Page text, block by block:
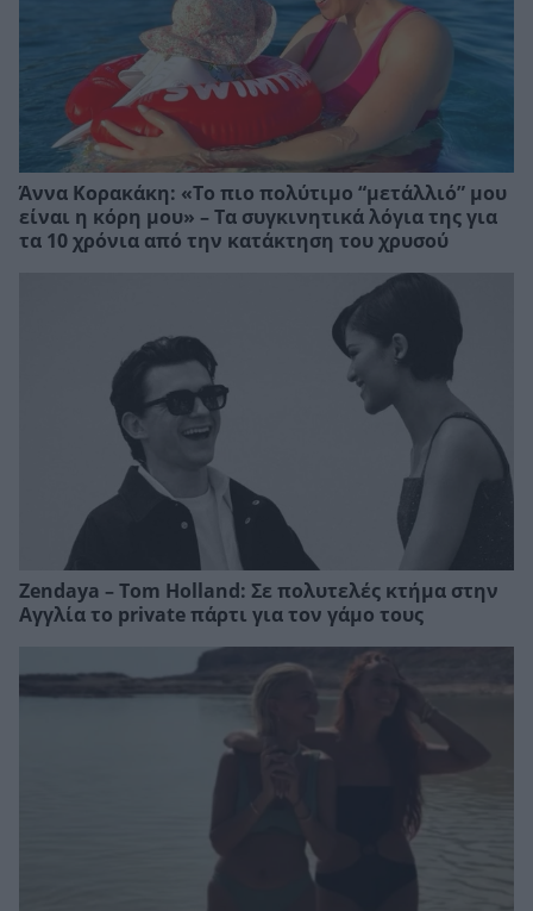
Άννα Κορακάκη: «Το πιο πολύτιμο “μετάλλιό” μου
είναι η κόρη μου» – Τα συγκινητικά λόγια της για
τα 10 χρόνια από την κατάκτηση του χρυσού
Zendaya – Tom Holland: Σε πολυτελές κτήμα στην
Αγγλία το private πάρτι για τον γάμο τους